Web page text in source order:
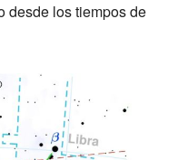
desde los tiempos de